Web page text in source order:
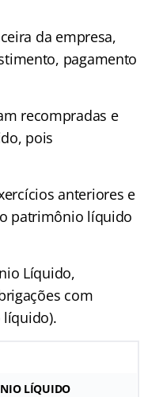
da empresa,
pagamento
recompradas e
pois
anteriores e
patrimônio líquido
Líquido,
com
líquido).
LÍQUIDO